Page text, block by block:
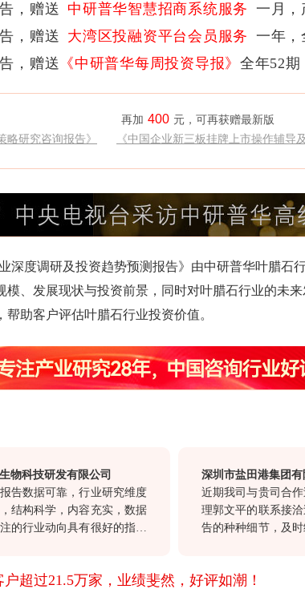
，赠送 中研普华智慧招商系统服务 一月，
，赠送
大湾区投融资平台会员服务 一年，
，赠送 《中研普华每周投资导报》 全年52
略研究咨询报告》
再加 400 元，可再获赠最新版
《中国企业新三板挂牌上市操作辅导
业深度调研及投资趋势预测报告》由中研普华叶腊石
模、发展现状与投资前景，同时对叶腊石行业的未
助客户评估叶腊石行业投资价值。
技研发有限公司
据可靠，行业研究维度
科学，内容充实，数据
业动向具有很好的指导
祝愿贵司继续以前沿的
深圳市盐田港集团有限公
近期我司与贵司合作过
理郭文平的联系接洽过
告的种种细节，及时细
作。
超过21.5万家，业绩斐然，好评如潮！